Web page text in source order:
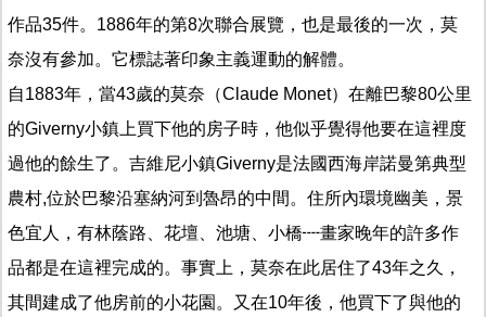
作品35件。1886年的第8次聯合展覽，也是最後的一次，莫
奈沒有參加。它標誌著印象主義運動的解體。
自1883年，當43歲的莫奈（Claude Monet）在離巴黎80公里
的Giverny小鎮上買下他的房子時，他似乎覺得他要在這裡度
過他的餘生了。吉維尼小鎮Giverny是法國西海岸諾曼第典型
農村,位於巴黎沿塞納河到魯昂的中間。住所內環境幽美，景
色宜人，有林蔭路、花壇、池塘、小橋┉畫家晚年的許多作
品都是在這裡完成的。事實上，莫奈在此居住了43年之久，
其間建成了他房前的小花園。又在10年後，他買下了與他的